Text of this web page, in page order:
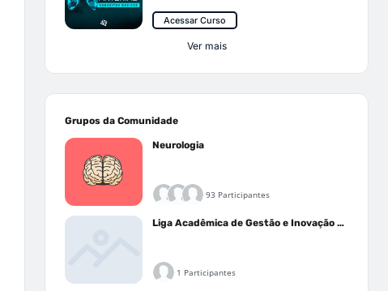
Acessar Curso
Ver mais
Grupos da Comunidade
Neurologia
93 Participantes
Liga Acadêmica de Gestão e Inovação Médica - LAGIM
1 Participantes